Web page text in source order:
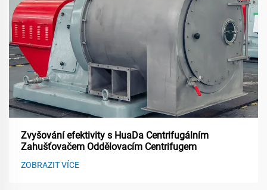
Zvyšování efektivity s HuaDa Centrifugálním
Zahušťovačem Oddělovacím Centrifugem
ZOBRAZIT VÍCE